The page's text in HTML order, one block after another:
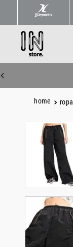
ropa